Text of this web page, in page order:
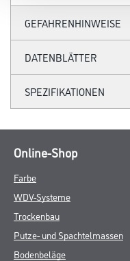
GEFAHRENHINWEISE
DATENBLÄTTER
SPEZIFIKATIONEN
Online-Shop
Farbe
WDV-Systeme
Trockenbau
Putze- und Spachtelmassen
Bodenbeläge